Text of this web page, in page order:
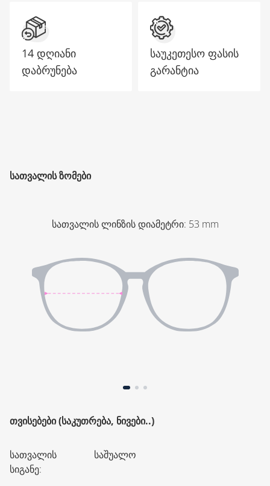
14 დღიანი
დაბრუნება
საუკეთესო ფასის
გარანტია
ᲡᲐᲗᲕᲐᲚᲘᲡ ᲖᲝᲛᲔᲑᲘ
სათვალის ლინზის დიამეტრი: 53 mm
ᲗᲕᲘᲡᲔᲑᲔᲑᲘ (ᲡᲐᲙᲣᲗᲠᲔᲑᲐ, ᲜᲘᲕᲔᲑᲘ..)
სათვალის
სიგანე:
საშუალო